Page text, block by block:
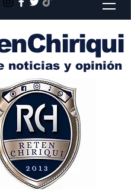
noticias y opinión